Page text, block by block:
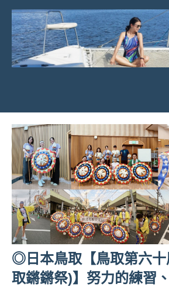
Skip
content
菲
亞
娃
JEFFIA
FANG
亞
娃
粉
絲
團、
主
題
旅
遊、
達
人
◎日本鳥取【鳥取第六十
取鏘鏘祭)】努力的練習